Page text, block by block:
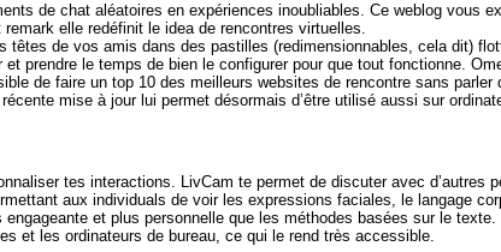
de chat aléatoires en expériences inoubliables. Ce weblog vous
elle redéfinit le idea de rencontres virtuelles.
de vos amis dans des pastilles (redimensionnables, cela dit)
prendre le temps de bien le configurer pour que tout fonctionne.
de faire un top 10 des meilleurs websites de rencontre sans parler
mise à jour lui permet désormais d’être utilisé aussi sur
tes interactions. LivCam te permet de discuter avec d’autres
aux individuals de voir les expressions faciales, le langage
engageante et plus personnelle que les méthodes basées sur le
et les ordinateurs de bureau, ce qui le rend très accessible.